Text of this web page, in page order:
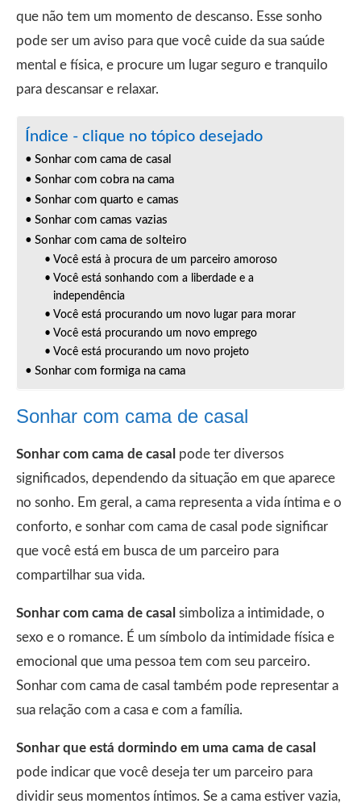
que não tem um momento de descanso. Esse sonho
pode ser um aviso para que você cuide da sua saúde
mental e física, e procure um lugar seguro e tranquilo
para descansar e relaxar.
Índice - clique no tópico desejado
Sonhar com cama de casal
Sonhar com cobra na cama
Sonhar com quarto e camas
Sonhar com camas vazias
Sonhar com cama de solteiro
Você está à procura de um parceiro amoroso
Você está sonhando com a liberdade e a
independência
Você está procurando um novo lugar para morar
Você está procurando um novo emprego
Você está procurando um novo projeto
Sonhar com formiga na cama
Sonhar com cama de casal
Sonhar com cama de casal pode ter diversos
significados, dependendo da situação em que aparece
no sonho. Em geral, a cama representa a vida íntima e o
conforto, e sonhar com cama de casal pode significar
que você está em busca de um parceiro para
compartilhar sua vida.
Sonhar com cama de casal simboliza a intimidade, o
sexo e o romance. É um símbolo da intimidade física e
emocional que uma pessoa tem com seu parceiro.
Sonhar com cama de casal também pode representar a
sua relação com a casa e com a família.
Sonhar que está dormindo em uma cama de casal
pode indicar que você deseja ter um parceiro para
dividir seus momentos íntimos. Se a cama estiver vazia,